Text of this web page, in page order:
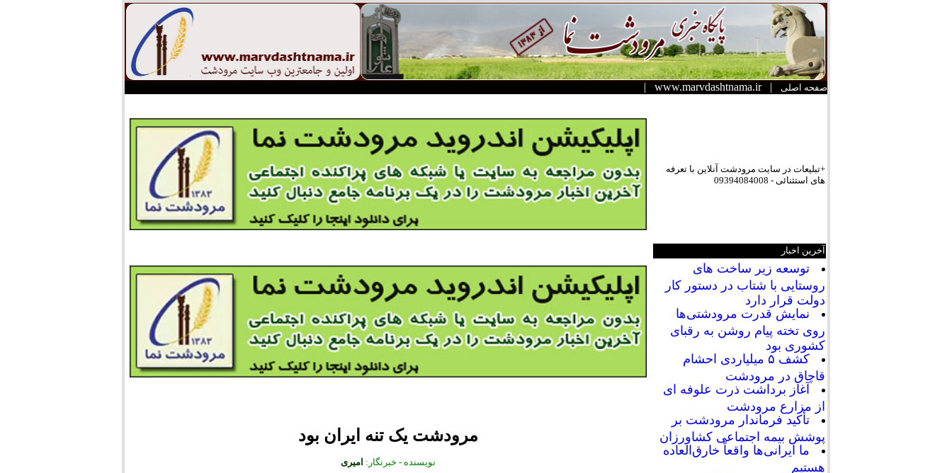
صفحه اصلی |
www.marvdashtnama.ir
|
+تبلیعات در سایت مرودشت آنلاین با تعرفه
های استثنائی - 09394084008
آخرین اخبار
توسعه زیر ساخت های
روستایی با شتاب در دستور کار
دولت قرار دارد
نمایش قدرت مرودشتی‌ها
روی تخته پیام روشن به رقبای
کشوری بود
کشف ۵ میلیاردی احشام
قاچاق در مرودشت
آغاز برداشت ذرت علوفه ای
از مزارع مرودشت
تأکید فرماندار مرودشت بر
پوشش بیمه اجتماعی کشاورزان
ما ایرانی‌ها واقعاً خارق‌العاده
هستیم
مرودشت یک تنه ایران بود
نويسنده - خبرنگار: امیری